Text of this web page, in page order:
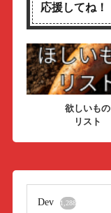
応援してね！
欲しいもの
リスト
Dev 1,288